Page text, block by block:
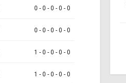
0 - 0 - 0 - 0 - 0
0 - 0 - 0 - 0 - 0
1 - 0 - 0 - 0 - 0
1 - 0 - 0 - 0 - 0